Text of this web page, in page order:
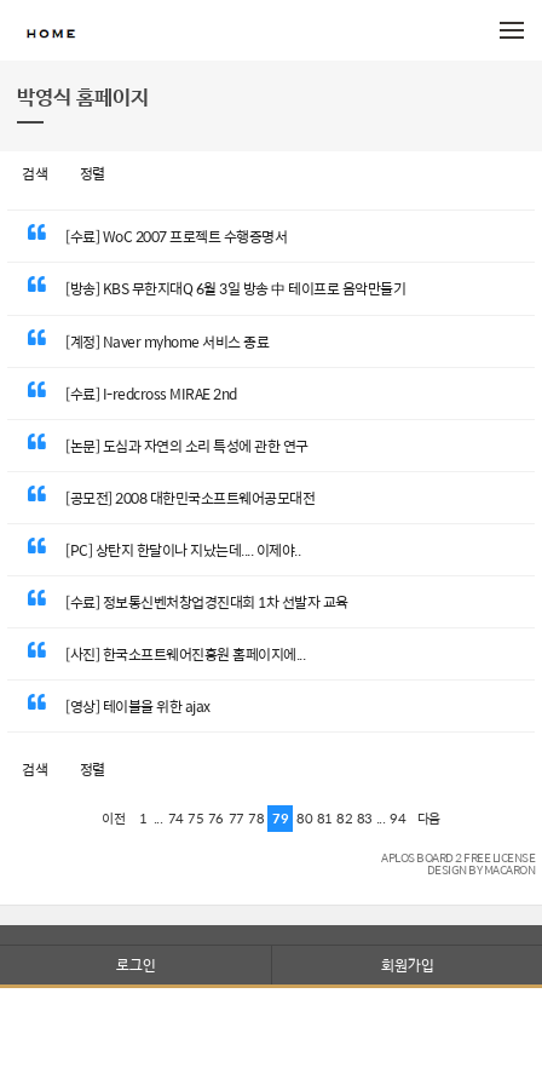
박영식 홈페이지
검색 정렬
[수료] WoC 2007 프로젝트 수행증명서
[방송] KBS 무한지대Q 6월 3일 방송 中 테이프로 음악만들기
[계정] Naver myhome 서비스 종료
[수료] I-redcross MIRAE 2nd
[논문] 도심과 자연의 소리 특성에 관한 연구
[공모전] 2008 대한민국소프트웨어공모대전
[PC] 상탄지 한달이나 지났는데.... 이제야..
[수료] 정보통신벤처창업경진대회 1차 선발자 교육
[사진] 한국소프트웨어진흥원 홈페이지에...
[영상] 테이블을 위한 ajax
검색 정렬
이전 1 ... 74 75 76 77 78 79 80 81 82 83 ... 94 다음
APLOS BOARD 2 FREE LICENSE
DESIGN BY MACARON
로그인 회원가입